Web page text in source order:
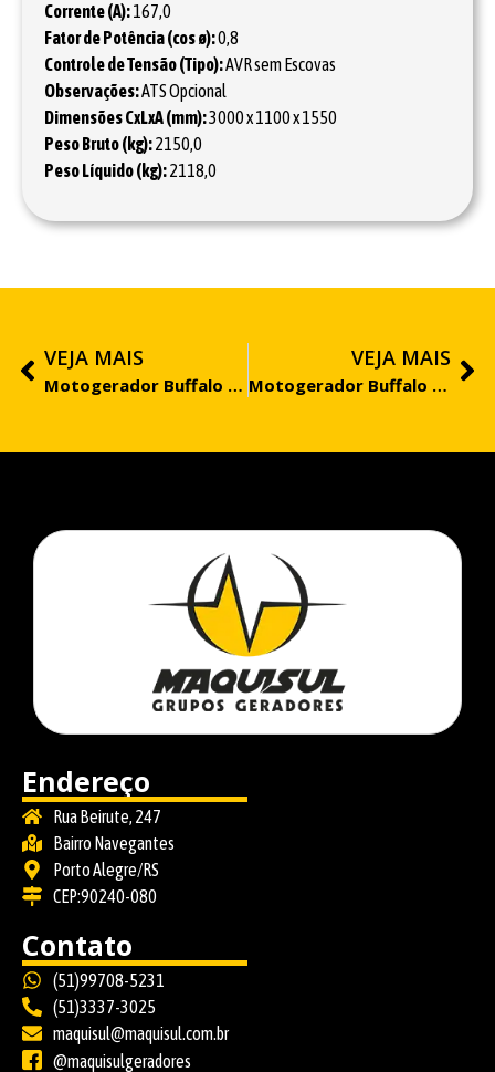
Corrente (A):167,0
Fator de Potência (cos ø):0,8
Controle de Tensão (Tipo):AVR sem Escovas
Observações:ATS Opcional
Dimensões CxLxA (mm):3000 x 1100 x 1550
Peso Bruto (kg):2150,0
Peso Líquido (kg):2118,0
VEJA MAIS
Motogerador Buffalo BFDE 125.000 Trifásico 220V PRO
VEJA MAIS
Motogerador Buffalo BFDE 12.000 Monofásico PRO – Aberto
Endereço
Rua Beirute, 247
Bairro Navegantes
Porto Alegre/RS
CEP:90240-080
Contato
(51)99708-5231
(51)3337-3025
maquisul@maquisul.com.br
@maquisulgeradores